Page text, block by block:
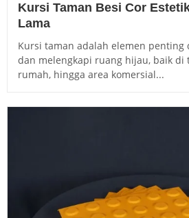
Kursi Taman Besi Cor
Lama
Kursi taman adalah elemen penting
dan melengkapi ruang hijau, baik di
rumah, hingga area komersial...